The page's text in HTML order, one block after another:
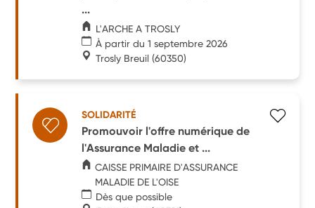
...
L'ARCHE A TROSLY
À partir du 1 septembre 2026
Trosly Breuil (60350)
SOLIDARITÉ
Promouvoir l'offre numérique de
l'Assurance Maladie et ...
CAISSE PRIMAIRE D'ASSURANCE
MALADIE DE L'OISE
Dès que possible